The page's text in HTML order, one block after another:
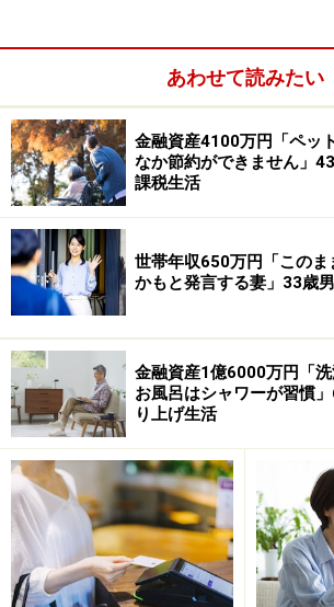
対して月の生活費は「食費6万円、光
信費1万5000円、医療費2万円、日用
円、保険料1万円、交際費・趣味2万円
万5000円ほど。
計算上、月5万円ほど貯金できる想
「月あたり1万～2万円程度、年間あた
とどまっているそうで「想定より貯金
とのことです。
「住宅ローンが完済している点は助か
や光熱費、食費の上昇が想定以上でし
う少し余裕があると思っていましたが
日常的な支出が増え、意識しないと貯
ています」とコメントしています。
あわせて読みたい
金融資産4100万円「ペッ
なか節約ができません」
課税生活
世帯年収650万円「この
かもと発言する妻」33歳
金融資産1億6000万円「洗
お風呂はシャワーが習慣
り上げ生活